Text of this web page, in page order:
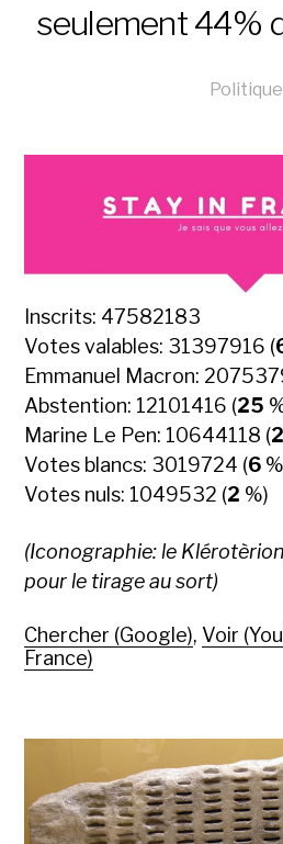
seulement 44%
Politique
Inscrits: 47582183
Votes valables: 31397916 (
Emmanuel Macron:
Abstention: 12101416 (25
Marine Le Pen: 10644118 (
Votes blancs: 3019724 (6
Votes nuls: 1049532 (2 %)
(Iconographie: le
pour le tirage au sort)
Chercher (Google), Voir
France)